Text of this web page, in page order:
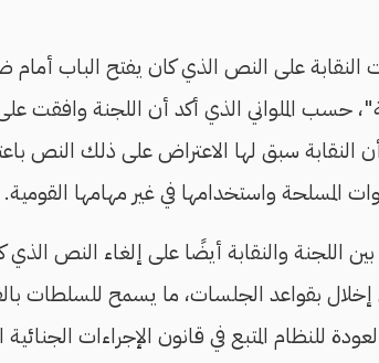
النقابة على النص الذي كان يفتح الباب أمام
حسب الملواني الذي أكد أن اللجنة
النقابة سبق لها الاعتراض على ذلك النص
المسلحة واستخدامها في غير مهامها القومية.
بين اللجنة والنقابة أيضًا على إلغاء النص
إخلال بقواعد الجلسات، ما يسمح للسلطات
للنظام المتبع في قانون الإجراءات